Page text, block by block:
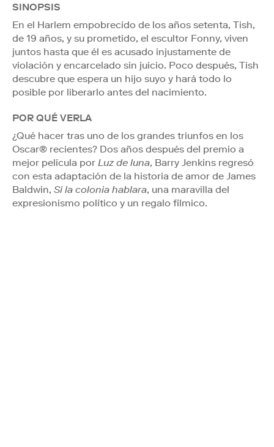
SINOPSIS
En el Harlem empobrecido de los años setenta, Tish,
de 19 años, y su prometido, el escultor Fonny, viven
juntos hasta que él es acusado injustamente de
violación y encarcelado sin juicio. Poco después, Tish
descubre que espera un hijo suyo y hará todo lo
posible por liberarlo antes del nacimiento.
POR QUÉ VERLA
¿Qué hacer tras uno de los grandes triunfos en los
Oscar® recientes? Dos años después del premio a
mejor película por Luz de luna, Barry Jenkins regresó
con esta adaptación de la historia de amor de James
Baldwin, Si la colonia hablara, una maravilla del
expresionismo político y un regalo fílmico.